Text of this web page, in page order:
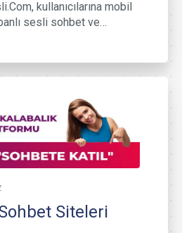
kullanıcılarına mobil
sesli sohbet ve…
Siteleri